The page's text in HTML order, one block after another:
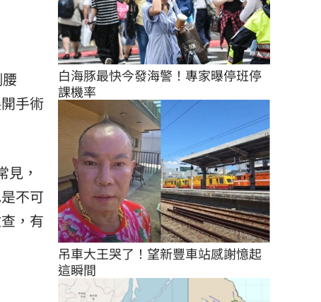
手術
，
不可
，有
白海豚最快今發海警！專家曝停班停
課機率
吊車大王哭了！望新豐車站感謝憶起
這瞬間